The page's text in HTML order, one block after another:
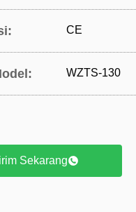
CE
WZTS-130
Sekarang